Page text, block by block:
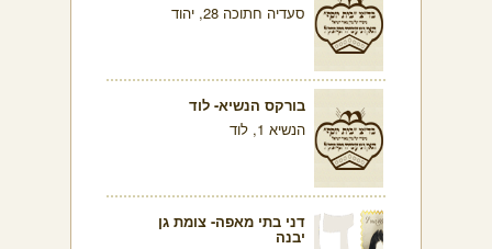
סעדיה חתוכה 28, יהוד
בורקס הנשיא- לוד
הנשיא 1, לוד
דני בתי מאפה- צומת גן
יבנה